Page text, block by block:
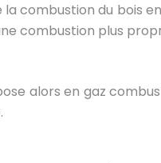
combustion du bois
combustion plus
alors en gaz